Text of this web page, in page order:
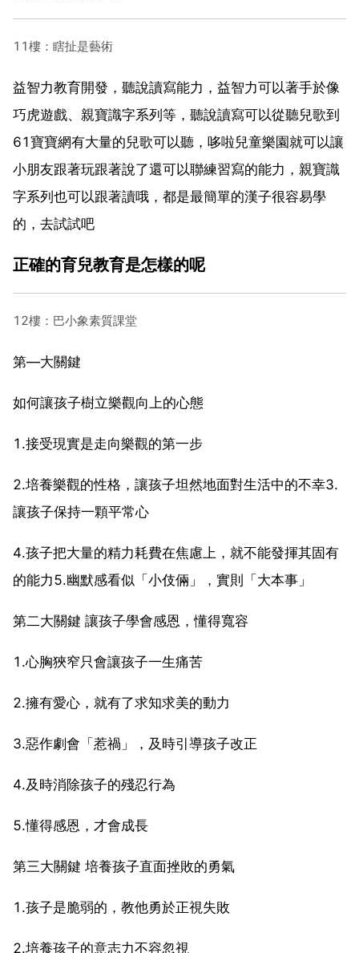
11樓：瞎扯是藝術
益智力教育開發，聽說讀寫能力，益智力可以著手於像
巧虎遊戲、親寶識字系列等，聽說讀寫可以從聽兒歌到
61寶寶網有大量的兒歌可以聽，哆啦兒童樂園就可以讓
小朋友跟著玩跟著說了還可以聯練習寫的能力，親寶識
字系列也可以跟著讀哦，都是最簡單的漢子很容易學
的，去試試吧
正確的育兒教育是怎樣的呢
12樓：巴小象素質課堂
第—大關鍵
如何讓孩子樹立樂觀向上的心態
1.接受現實是走向樂觀的第一步
2.培養樂觀的性格，讓孩子坦然地面對生活中的不幸3.
讓孩子保持一顆平常心
4.孩子把大量的精力耗費在焦慮上，就不能發揮其固有
的能力5.幽默感看似「小伎倆」，實則「大本事」
第二大關鍵 讓孩子學會感恩，懂得寬容
1.心胸狹窄只會讓孩子一生痛苦
2.擁有愛心，就有了求知求美的動力
3.惡作劇會「惹禍」，及時引導孩子改正
4.及時消除孩子的殘忍行為
5.懂得感恩，才會成長
第三大關鍵 培養孩子直面挫敗的勇氣
1.孩子是脆弱的，教他勇於正視失敗
2.培養孩子的意志力不容忽視